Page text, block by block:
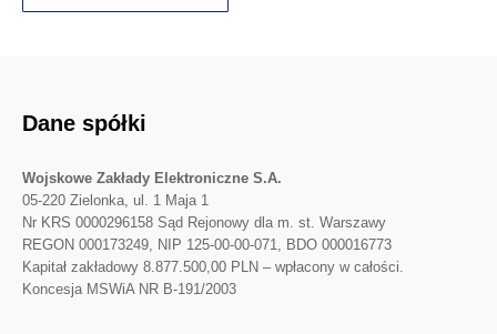
Dane spółki
Wojskowe Zakłady Elektroniczne S.A.
05-220 Zielonka, ul. 1 Maja 1
Nr KRS 0000296158 Sąd Rejonowy dla m. st. Warszawy
REGON 000173249, NIP 125-00-00-071, BDO 000016773
Kapitał zakładowy 8.877.500,00 PLN – wpłacony w całości.
Koncesja MSWiA NR B-191/2003